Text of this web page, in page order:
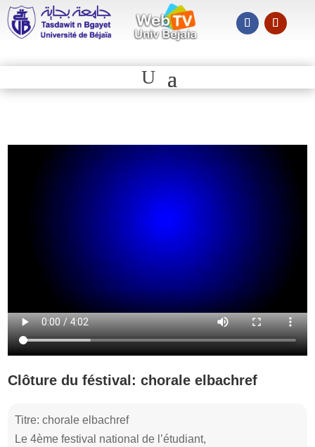
Clôture du féstival: chorale elbachref
Titre: chorale elbachref
Le 4ème festival national de l’étudiant,